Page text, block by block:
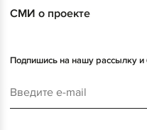
СМИ о проекте
Подпишись на нашу рассылку и